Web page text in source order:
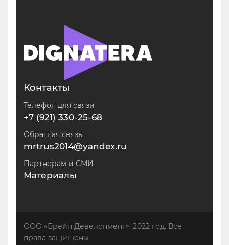
Контакты
Телефон для связи
+7 (921) 330-25-68
Обратная связь
mrtrus2014@yandex.ru
Партнерам и СМИ
Материалы
ООО «Брейн Девелопмент». 2022 год. Все
права защищены